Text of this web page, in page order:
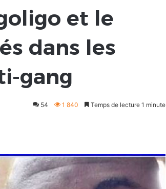
et le
dans les
gang
54 1 840 Temps de lecture 1 minute